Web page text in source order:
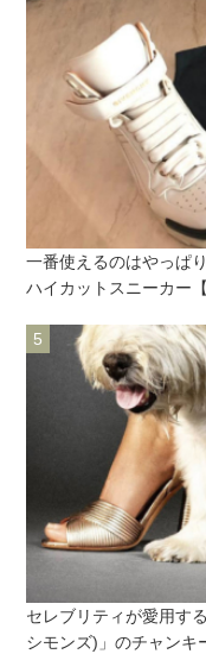
一番使えるのはやっぱ
ハイカットスニーカー
セレブリティが愛用す
シモンズ)」のチャンキ